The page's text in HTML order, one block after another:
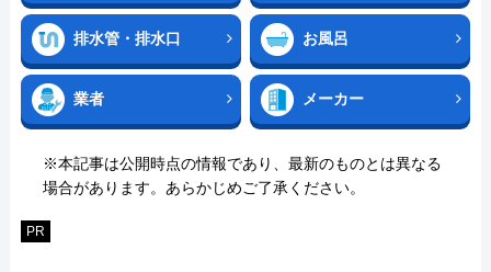
排水管・排水口 お風呂
業者 メーカー
※本記事は公開時点の情報であり、最新のものとは異なる
場合があります。あらかじめご了承ください。
PR